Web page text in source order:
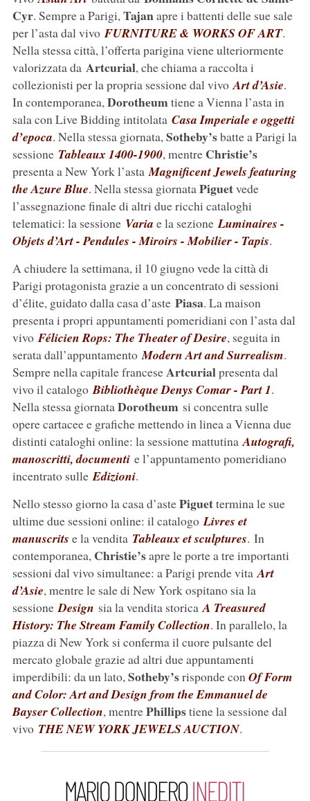
Cyr. Sempre a Parigi, Tajanapre i battenti delle sue sale
per l’asta dal vivo FURNITURE & WORKS OF ART.
Nella stessa città, l’offerta parigina viene ulteriormente
valorizzata da Artcurial, che chiama a raccolta i
collezionisti per la propria sessione dal vivo Art d’Asie.
In contemporanea, Dorotheumtiene a Vienna l’asta in
sala con Live Bidding intitolata Casa Imperiale e oggetti
d’epoca. Nella stessa giornata, Sotheby’sbatte a Parigi la
sessione Tableaux 1400-1900, mentre Christie’s
presenta a New York l’asta Magnificent Jewels featuring
the Azure Blue. Nella stessa giornata Piguetvede
l’assegnazione finale di altri due ricchi cataloghi
telematici: la sessione Varia e la sezione Luminaires -
Objets d’Art - Pendules - Miroirs - Mobilier - Tapis.
A chiudere la settimana, il 10 giugno vede la città di
Parigi protagonista grazie a un concentrato di sessioni
d’élite, guidato dalla casa d’aste Piasa. La maison
presenta i propri appuntamenti pomeridiani con l’asta dal
vivo Félicien Rops: The Theater of Desire, seguita in
serata dall’appuntamento Modern Art and Surrealism.
Sempre nella capitale franceseArtcurialpresenta dal
vivo il catalogo Bibliothèque Denys Comar - Part 1.
Nella stessa giornata Dorotheum si concentra sulle
opere cartacee e grafiche mettendo in linea a Vienna due
distinti cataloghi online: la sessione mattutina Autografi,
manoscritti, documentie l’appuntamento pomeridiano
incentrato sulle Edizioni.
Nello stesso giorno la casa d’astePiguettermina le sue
ultime due sessioni online: il catalogo Livres et
manuscrits e la vendita Tableaux et sculptures. In
contemporanea, Christie’sapre le porte a tre importanti
sessioni dal vivo simultanee: a Parigi prende vita Art
d’Asie, mentre le sale di New York ospitano sia la
sessione Design sia la vendita storica A Treasured
History: The Stream Family Collection. In parallelo, la
piazza di New York si conferma il cuore pulsante del
mercato globale grazie ad altri due appuntamenti
imperdibili: da un lato, Sotheby’srisponde con Of Form
and Color: Art and Design from the Emmanuel de
Bayser Collection, mentrePhillipstiene la sessione dal
vivo THE NEW YORK JEWELS AUCTION.